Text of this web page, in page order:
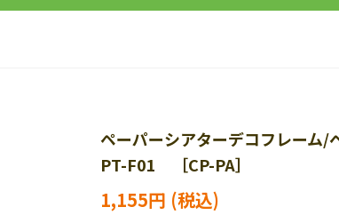
ペーパーシアターデコフレーム
PT-F01 ［CP-PA］
1,155円